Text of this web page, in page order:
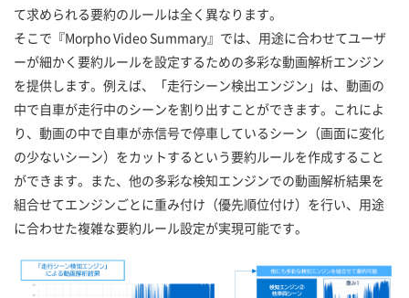
て求められる要約のルールは全く異なります。
そこで『Morpho Video Summary』では、用途に合わせてユーザ
ーが細かく要約ルールを設定するための多彩な動画解析エンジン
を提供します。例えば、「走行シーン検出エンジン」は、動画の
中で自車が走行中のシーンを割り出すことができます。これによ
り、動画の中で自車が赤信号で停車しているシーン（画面に変化
の少ないシーン）をカットするという要約ルールを作成すること
ができます。また、他の多彩な検知エンジンでの動画解析結果を
組合せてエンジンごとに重み付け（優先順位付け）を行い、用途
に合わせた複雑な要約ルール設定が実現可能です。